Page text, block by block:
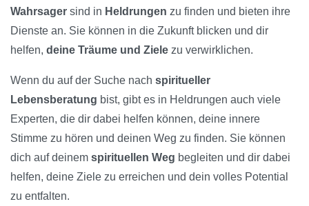
Wahrsager sind in Heldrungen zu finden und bieten ihre
Dienste an. Sie können in die Zukunft blicken und dir
helfen, deine Träume und Ziele zu verwirklichen.
Wenn du auf der Suche nach spiritueller
Lebensberatung bist, gibt es in Heldrungen auch viele
Experten, die dir dabei helfen können, deine innere
Stimme zu hören und deinen Weg zu finden. Sie können
dich auf deinem spirituellen Weg begleiten und dir dabei
helfen, deine Ziele zu erreichen und dein volles Potential
zu entfalten.